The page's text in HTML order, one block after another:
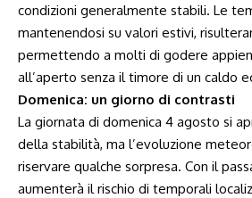
condizioni generalmente stabili. Le
mantenendosi su valori estivi,
permettendo a molti di godere
all’aperto senza il timore di un caldo
Domenica: un giorno di contrasti
La giornata di domenica 4 agosto si
della stabilità, ma l’evoluzione
riservare qualche sorpresa. Con il
aumenterà il rischio di temporali